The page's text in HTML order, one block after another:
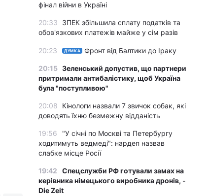
фінал війни в Україні
20:33
ЗПЕК збільшила сплату податків та
обов'язкових платежів майже у сім разів
20:23 ДУМКА Фронт від Балтики до Іраку
20:15 Зеленський допустив, що партнери
притримали антибалістику, щоб Україна
була "поступливою"
20:08
Кінологи назвали 7 звичок собак, які
доводять їхню безмежну відданість
19:56
"У січні по Москві та Петербургу
ходитимуть ведмеді": нардеп назвав
слабке місце Росії
19:42
Спецслужби РФ готували замах на
керівника німецького виробника дронів, -
Die Zeit